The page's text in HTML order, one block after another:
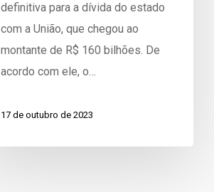
definitiva para a dívida do estado
com a União, que chegou ao
montante de R$ 160 bilhões. De
acordo com ele, o…
17 de outubro de 2023